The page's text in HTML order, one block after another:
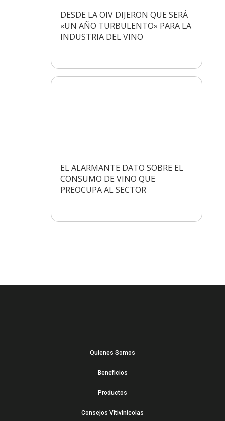
DESDE LA OIV DIJERON QUE SERÁ
«UN AÑO TURBULENTO» PARA LA
INDUSTRIA DEL VINO
EL ALARMANTE DATO SOBRE EL
CONSUMO DE VINO QUE
PREOCUPA AL SECTOR
Quienes Somos
Beneficios
Productos
Consejos Vitivinícolas